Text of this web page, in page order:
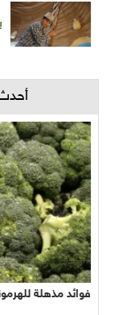
أحدث
فوائد مذهلة